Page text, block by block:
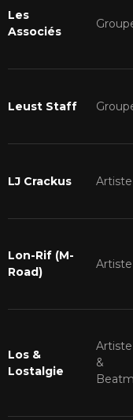
Les
Associés
Leust Staff
LJ Crackus
Lon-Rif (M-
Road)
Los &
Lostalgie
&